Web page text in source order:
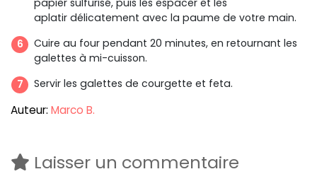
aplatir délicatement avec la paume de votre main.
Cuire au four pendant 20 minutes, en retournant les
galettes à mi-cuisson.
Servir les galettes de courgette et feta.
Auteur: Marco B.
Laisser un commentaire